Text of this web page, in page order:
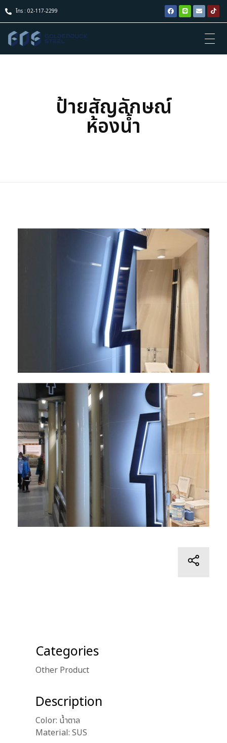
โทร : 02-117-2299
ป้ายสัญลักษณ์
ห้องน้ำ
Categories
Other Product
Description
Color: น้ำตาล
Material: SUS